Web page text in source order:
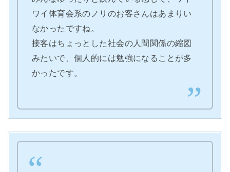
ワイ体育会系のノリのお客さんはあまりい
なかったですね。
接客はちょっとした社会の人間関係の縮図
みたいで、個人的には勉強になることが多
かったです。